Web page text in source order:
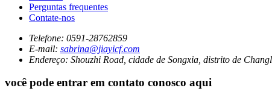
Perguntas frequentes
Contate-nos
Telefone: 0591-28762859
E-mail: sabrina@jiayicf.com
Endereço: Shouzhi Road, cidade de Songxia, distrito de
você pode entrar em contato conosco aqui